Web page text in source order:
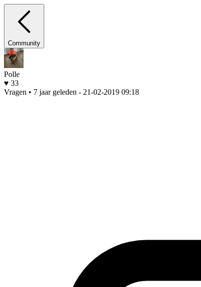
Community
Polle
♥ 33
Vragen • 7 jaar geleden - 21-02-2019 09:18